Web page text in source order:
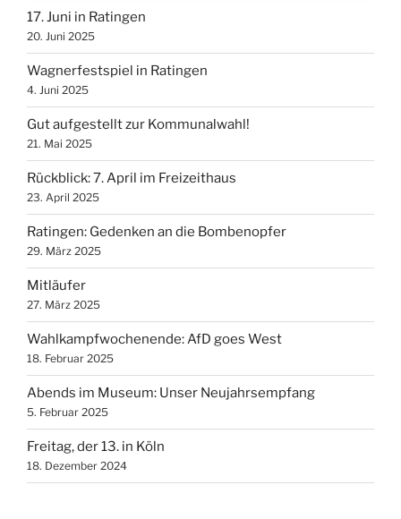
17. Juni in Ratingen
20. Juni 2025
Wagnerfestspiel in Ratingen
4. Juni 2025
Gut aufgestellt zur Kommunalwahl!
21. Mai 2025
Rückblick: 7. April im Freizeithaus
23. April 2025
Ratingen: Gedenken an die Bombenopfer
29. März 2025
Mitläufer
27. März 2025
Wahlkampfwochenende: AfD goes West
18. Februar 2025
Abends im Museum: Unser Neujahrsempfang
5. Februar 2025
Freitag, der 13. in Köln
18. Dezember 2024